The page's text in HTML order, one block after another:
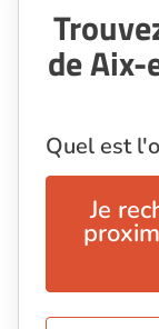
de
Quel est
Je